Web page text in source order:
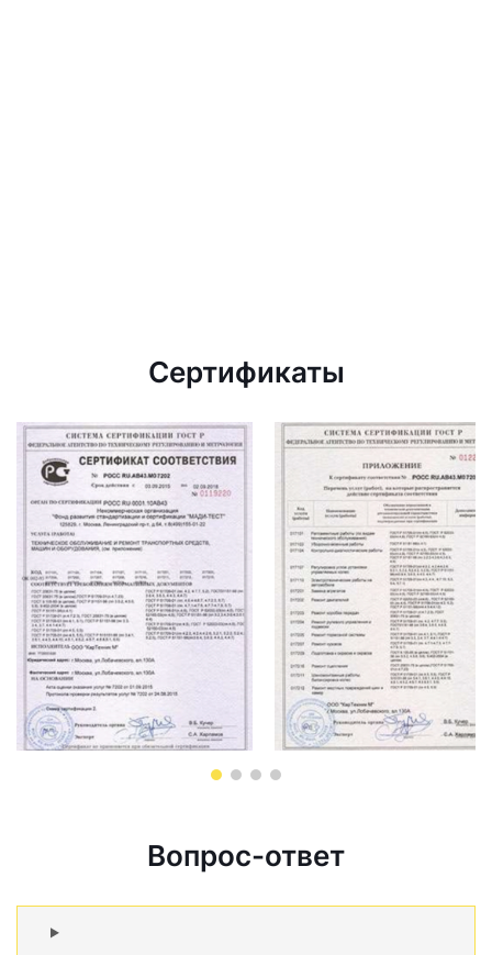
Сертификаты
Вопрос-ответ